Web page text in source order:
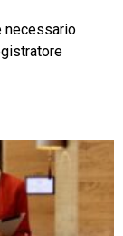
necessario